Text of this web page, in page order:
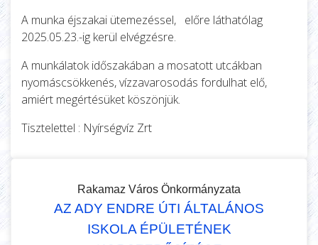
A munka éjszakai ütemezéssel, előre láthatólag
2025.05.23.-ig kerül elvégzésre.
A munkálatok időszakában a mosatott utcákban
nyomáscsökkenés, vízzavarosodás fordulhat elő,
amiért megértésüket köszönjük.
Tisztelettel : Nyírségvíz Zrt
Rakamaz Város Önkormányzata
AZ ADY ENDRE ÚTI ÁLTALÁNOS
ISKOLA ÉPÜLETÉNEK